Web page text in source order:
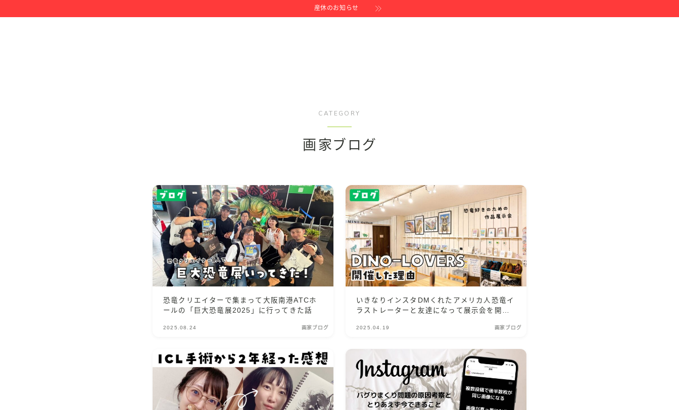
産休のお知らせ
CATEGORY
画家ブログ
恐竜クリエイターで集まって大阪南港ATCホ
ールの「巨大恐竜展2025」に行ってきた話
2025.08.24 画家ブログ
いきなりインスタDMくれたアメリカ人恐竜イ
ラストレーターと友達になって展示会を開催
2025.04.19 画家ブログ